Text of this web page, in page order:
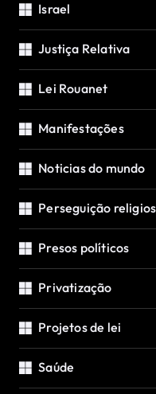
Israel
Justiça Relativa
Lei Rouanet
Manifestações
Noticias do mundo
Perseguição
Presos políticos
Privatização
Projetos de lei
Saúde